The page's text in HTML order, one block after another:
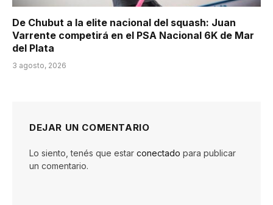
De Chubut a la elite nacional del squash: Juan
Varrente competirá en el PSA Nacional 6K de Mar
del Plata
3 agosto, 2026
DEJAR UN COMENTARIO
Lo siento, tenés que estar conectado para publicar
un comentario.